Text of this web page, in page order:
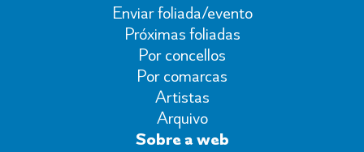
Enviar foliada/evento
Próximas foliadas
Por concellos
Por comarcas
Artistas
Arquivo
Sobre a web